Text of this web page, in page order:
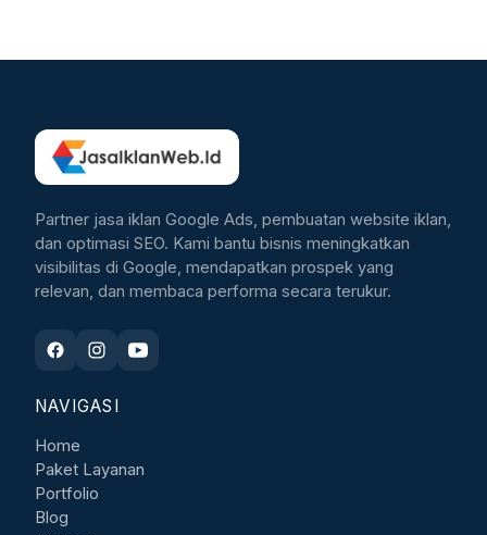
Partner jasa iklan Google Ads, pembuatan website iklan,
dan optimasi SEO. Kami bantu bisnis meningkatkan
visibilitas di Google, mendapatkan prospek yang
relevan, dan membaca performa secara terukur.
NAVIGASI
Home
Paket Layanan
Portfolio
Blog